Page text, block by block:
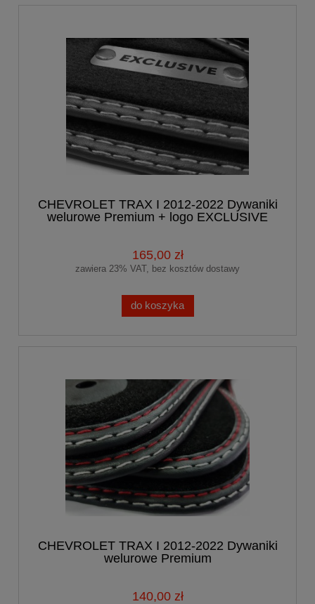
CHEVROLET TRAX I 2012-2022 Dywaniki
welurowe Premium + logo EXCLUSIVE
165,00 zł
zawiera 23% VAT, bez kosztów dostawy
do koszyka
CHEVROLET TRAX I 2012-2022 Dywaniki
welurowe Premium
140,00 zł